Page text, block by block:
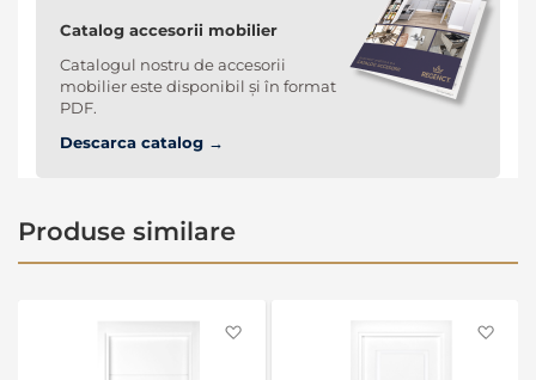
Catalog accesorii mobilier
Catalogul nostru de accesorii
mobilier este disponibil și în format
PDF.
Descarca catalog →
Produse similare